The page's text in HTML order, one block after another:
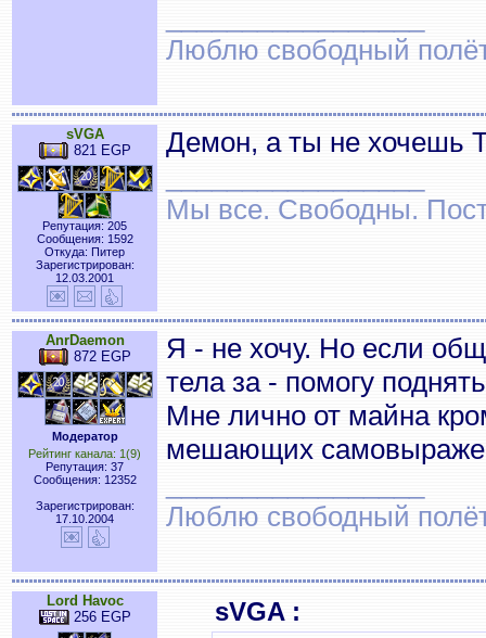
Люблю свободный
sVGA
821 EGP
Репутация: 205
Сообщения: 1592
Откуда: Питер
Зарегистрирован:
12.03.2001
Демон, а ты не хочешь
Мы все. Свободны.
AnrDaemon
872 EGP
Модератор
Рейтинг канала: 1(9)
Репутация: 37
Сообщения: 12352
Зарегистрирован:
17.10.2004
Я - не хочу. Но если
тела за - помогу
Мне лично от майна
мешающих
Люблю свободный
Lord Havoc
256 EGP
sVGA :